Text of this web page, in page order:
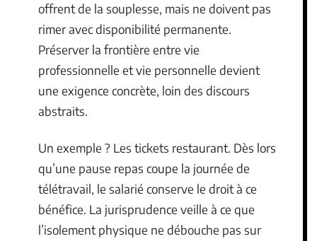
offrent de la souplesse, mais ne doivent pas
rimer avec disponibilité permanente.
Préserver la frontière entre vie
professionnelle et vie personnelle devient
une exigence concrète, loin des discours
abstraits.
Un exemple ? Les tickets restaurant. Dès lors
qu’une pause repas coupe la journée de
télétravail, le salarié conserve le droit à ce
bénéfice. La jurisprudence veille à ce que
l’isolement physique ne débouche pas sur